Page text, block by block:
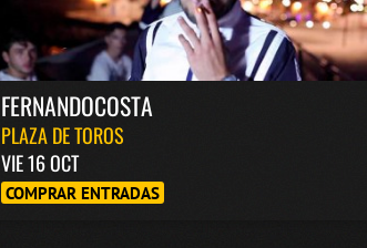
FERNANDOCOSTA
PLAZA DE TOROS
VIE 16 OCT
COMPRAR ENTRADAS